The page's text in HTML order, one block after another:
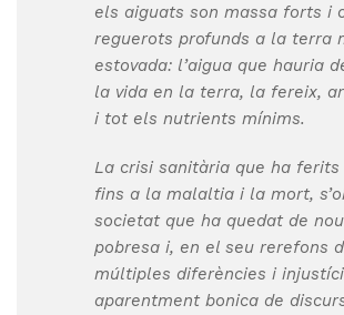
els aiguats son massa forts i
reguerots profunds a la terra
estovada: l’aigua que hauria
la vida en la terra, la fereix,
i tot els nutrients mínims.
La crisi sanitària que ha ferits
fins a la malaltia i la mort,
societat que ha quedat de
pobresa i, en el seu rerefons
múltiples diferències i
aparentment bonica de